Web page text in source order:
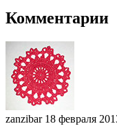
Комментарии
zanzibar 18 февраля